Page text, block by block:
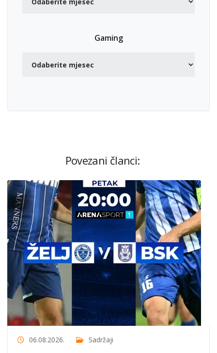
Gaming
Povezani članci:
06.08.2026. Sadržaji